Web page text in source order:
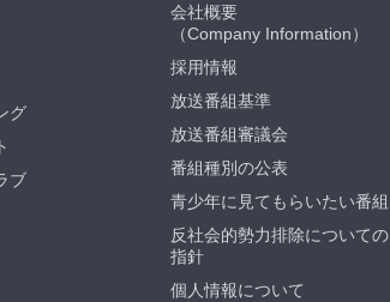
グ
ブ
会社概要
（Company Information）
採用情報
放送番組基準
放送番組審議会
番組種別の公表
青少年に見てもらいたい番組
反社会的勢力排除についての
指針
個人情報について